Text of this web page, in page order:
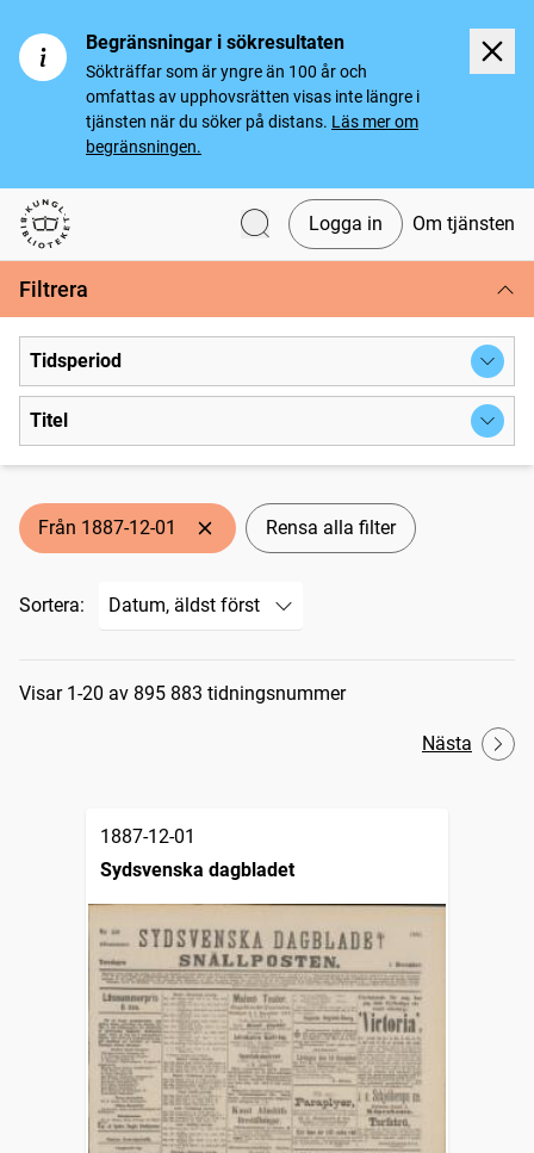
Begränsningar i sökresultaten
Sökträffar som är yngre än 100 år och
omfattas av upphovsrätten visas inte längre i
tjänsten när du söker på distans. Läs mer om
begränsningen.
Svenska tidningar
Logga in Om tjänsten
Filtrera
Tidsperiod
Titel
Från 1887-12-01 Rensa alla filter
Sortera:
Sökresultat
Visar 1-20 av 895 883 tidningsnummer
Nästa
1887-12-01
Sydsvenska dagbladet